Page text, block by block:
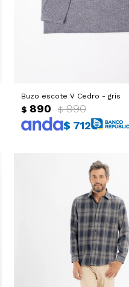
Buzo escote V Cedro - gris
$ 890 $ 990
$ 712